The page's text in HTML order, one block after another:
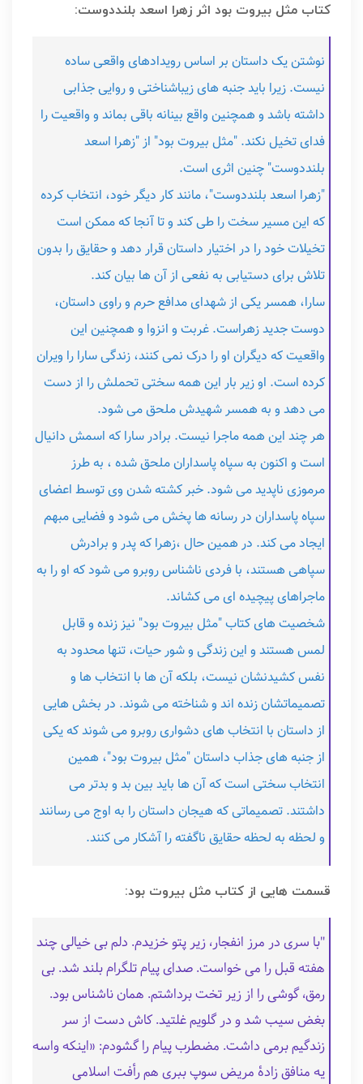
کتاب مثل بیروت بود اثر زهرا اسعد بلنددوست:
نوشتن یک داستان بر اساس رویدادهای واقعی ساده
نیست. زیرا باید جنبه های زیباشناختی و روایی جذابی
داشته باشد و همچنین واقع بینانه باقی بماند و واقعیت را
فدای تخیل نکند. "مثل بیروت بود" از "زهرا اسعد
بلنددوست" چنین اثری است.
"زهرا اسعد بلنددوست"، مانند کار دیگر خود، انتخاب کرده
که این مسیر سخت را طی کند و تا آنجا که ممکن است
تخیلات خود را در اختیار داستان قرار دهد و حقایق را بدون
تلاش برای دستیابی به نفعی از آن ها بیان کند.
سارا، همسر یکی از شهدای مدافع حرم و راوی داستان،
دوست جدید زهراست. غربت و انزوا و همچنین این
واقعیت که دیگران او را درک نمی کنند، زندگی سارا را ویران
کرده است. او زیر بار این همه سختی تحملش را از دست
می دهد و به همسر شهیدش ملحق می شود.
هر چند این همه ماجرا نیست. برادر سارا که اسمش دانیال
است و اکنون به سپاه پاسداران ملحق شده ، به طرز
مرموزی ناپدید می شود. خبر کشته شدن وی توسط اعضای
سپاه پاسداران در رسانه ها پخش می شود و فضایی مبهم
ایجاد می کند. در همین حال ،زهرا که پدر و برادرش
سپاهی هستند، با فردی ناشناس روبرو می شود که او را به
ماجراهای پیچیده ای می کشاند.
شخصیت های کتاب "مثل بیروت بود" نیز زنده و قابل
لمس هستند و این زندگی و شور حیات، تنها محدود به
نفس کشیدنشان نیست، بلکه آن ها با انتخاب ها و
تصمیماتشان زنده اند و شناخته می شوند. در بخش هایی
از داستان با انتخاب های دشواری روبرو می شوند که یکی
از جنبه های جذاب داستان "مثل بیروت بود"، همین
انتخاب سختی است که آن ها باید بین بد و بدتر می
داشتند. تصمیماتی که هیجان داستان را به اوج می رسانند
و لحظه به لحظه حقایق ناگفته را آشکار می کنند.
قسمت هایی از کتاب مثل بیروت بود:
"با سری در مرز انفجار، زیر پتو خزیدم. دلم بی خیالی چند
هفته قبل را می خواست. صدای پیام تلگرام بلند شد. بی
رمق، گوشی را از زیر تخت برداشتم. همان ناشناس بود.
بغض سیب شد و در گلویم غلتید. کاش دست از سر
زندگیم برمی داشت. مضطرب پیام را گشودم: «اینکه واسه
یه منافق زادهٔ مریض سوپ ببری هم رأفت اسلامی